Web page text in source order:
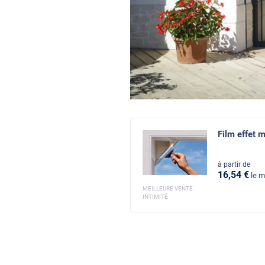
Film effet
à partir de
16,54 € le
MEILLEURE VENTE
INTIMITÉ